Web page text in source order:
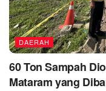
DAERAH
60 Ton Sampah
Mataram yang